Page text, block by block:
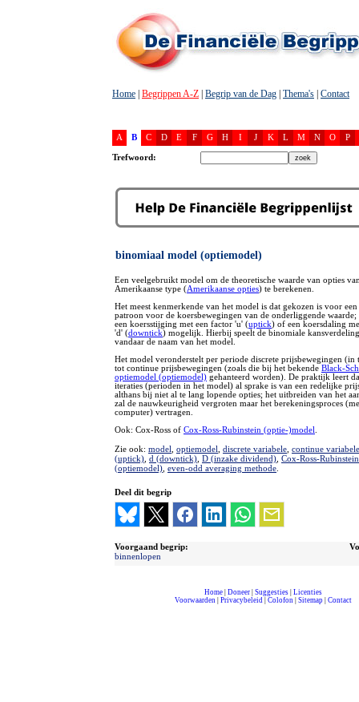
Home Begrippen A-Z Begrip van de Dag Thema's Contact
A B C D E F G H I J K L M N O P
Trefwoord:
binomiaal model (optiemodel)
Een veelgebruikt model om de theoretische waarde van opties
Amerikaanse type (Amerikaanse opties) te berekenen.
Het meest kenmerkende van het model is dat gekozen is voor een
patroon voor de koersbewegingen van de onderliggende waarde;
een koersstijging met een factor 'u' (uptick) of een koersdaling
'd' (downtick) mogelijk. Hierbij speelt de binomiale
vandaar de naam van het model.
Het model veronderstelt per periode discrete prijsbewegingen (in
tot continue prijsbewegingen (zoals die bij het bekende Black-
optiemodel (optiemodel) gehanteerd worden). De praktijk leert
iteraties (perioden in het model) al sprake is van een redelijke
althans bij niet al te lang lopende opties; het uitbreiden van het
zal de nauwkeurigheid vergroten maar het berekeningsproces
computer) vertragen.
Ook: Cox-Ross of Cox-Ross-Rubinstein (optie-)model
Zie ook: model optiemodel discrete variabele continue variabele
(uptick) d (downtick) D (inzake dividend) Cox-Ross-
(optiemodel) even-odd averaging methode
Deel dit begrip
Voorgaand begrip:
binnenlopen
Home| Doneer| Suggesties| Licenties
Voorwaarden| Privacybeleid| Colofon| Sitemap| Contact